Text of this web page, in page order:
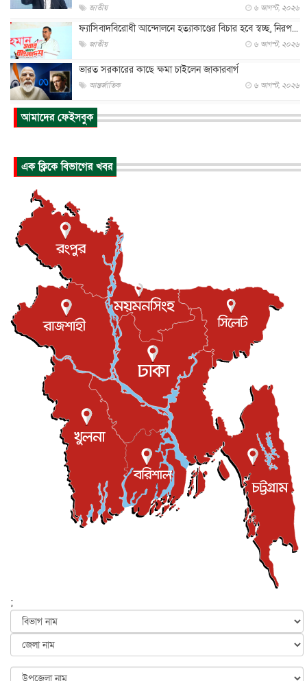
জাতীয় ৬ আগস্ট, ২০২৬
ফ্যাসিবাদবিরোধী আন্দোলনে হত্যাকাণ্ডের বিচার হবে স্বচ্ছ, নিরপ...
জাতীয় ৬ আগস্ট, ২০২৬
ভারত সরকারের কাছে ক্ষমা চাইলেন জাকারবার্গ
আন্তর্জাতিক ৬ আগস্ট, ২০২৬
আকাশে ট্রাম্পের হেলিকপ্টার ও যাত্রীবাহী বিমান মুখোমুখি, তদন্...
আন্তর্জাতিক
আন্তর্জাতিক ৬ আগস্ট, ২০২৬
টি-টোয়েন্টি ইতিহাসের সর্বোচ্চ রানের মালিক এখন জস বাটলার
বস্তিতে কেটেছে শৈশব, আজ মুম্বাইয়ে দুই বাড়ির মালিক
বিনোদন ৬ আগস্ট, ২০২৬
যুক্তরাজ্যে বসবাসরত জাতীয়তাবাদী কুলাউড়াবাসীর মত বিনিময়
সভা...
ইউকে কমিউনিটি ৫ আগস্ট, ২০২৬
প্রধানমন্ত্রীকে সৌদি আরব সফরের আমন্ত্রণ
জাতীয় ৫ আগস্ট, ২০২৬
জুলাই গণ-অভ্যুত্থান দিবস আজ, স্মরণে দেশজুড়ে কর্মসূচি
জাতীয় ৫ আগস্ট, ২০২৬
জনগণ পরিবর্তন চেয়েছে বলেই জুলাই আন্দোলন সফল :
৫ আগস্ট, ২০২৬
বেনজীর আহমেদের সঙ্গে পরীমনির ঘনিষ্ঠ সম্পর্ক ছিল : নাসির
মাহম...
জাতীয় ৫ আগস্ট, ২০২৬
হরমুজ নিয়ে ইরান-মার্কিন চুক্তি হতে পারে আজ : মার্কিন অর্থমন...
৫ আগস্ট, ২০২৬
পৃথিবীর দিকে আসছে বিধ্বংসী বস্তু, পারমাণবিক বোমা দিয়ে করা
আন্তর্জাতিক ৫ আগস্ট, ২০২৬
কেনিয়ায় ১৫ হাতির রহস্যজনক মৃত্যু, সন্দেহের মুখে কীটনাশকের
আমাদের ফেইসবুক
এক ক্লিকে বিভাগের খবর
;